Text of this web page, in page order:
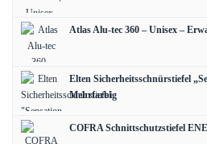
Atlas Alu-tec 360 – Unisex –
Elten Sicherheitsschnürstiefel
Mehrfarbig
COFRA Schnittschutzstiefel